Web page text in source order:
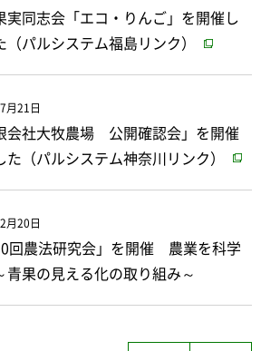
実同志会「エコ・りんご」を開催し
（パルシステム福島リンク）
月21日
会社大牧農場 公開確認会」を開催
た（パルシステム神奈川リンク）
月20日
回農法研究会」を開催 農業を科学
青果の見える化の取り組み～